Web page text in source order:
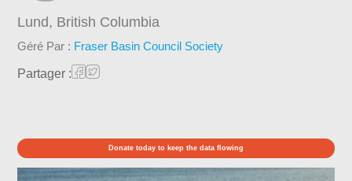
Lund, British Columbia
Géré Par : Fraser Basin Council Society
Partager :
Donate today to keep the data flowing